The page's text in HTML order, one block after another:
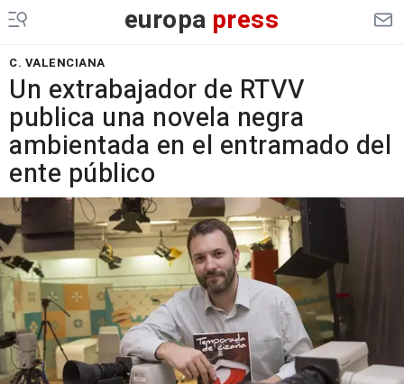
europa press
C. VALENCIANA
Un extrabajador de RTVV
publica una novela negra
ambientada en el entramado del
ente público